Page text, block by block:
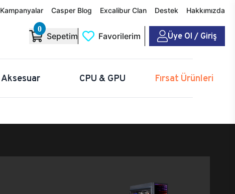
Kampanyalar Casper Blog Excalibur Clan Destek Hakkımızda
0
Sepetim Favorilerim Üye Ol / Giriş
Aksesuar CPU & GPU Fırsat Ürünleri